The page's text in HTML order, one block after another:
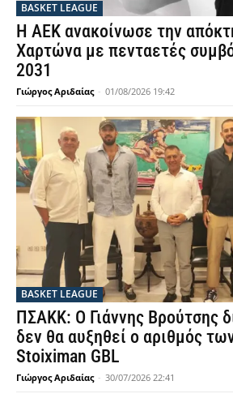
BASKET LEAGUE
Η ΑΕΚ ανακοίνωσε την
Χαρτώνα με πενταετές
2031
Γιώργος Αριδαίας - 01/08/2026 19:42
BASKET LEAGUE
ΠΣΑΚΚ: Ο Γιάννης Βρούτσης
δεν θα αυξηθεί ο αριθμός
Stoiximan GBL
Γιώργος Αριδαίας - 30/07/2026 22:41